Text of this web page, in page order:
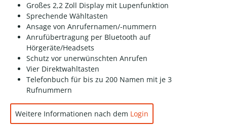
Großes 2,2 Zoll Display mit Lupenfunktion
Sprechende Wähltasten
Ansage von Anrufernamen/-nummern
Anrufübertragung per Bluetooth auf
Hörgeräte/Headsets
Schutz vor unerwünschten Anrufen
Vier Direktwahltasten
Telefonbuch für bis zu 200 Namen mit je 3
Rufnummern
Weitere Informationen nach dem Login